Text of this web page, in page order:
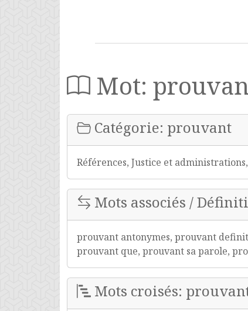
Mot:
Catégorie: prouvant
Références, Justice et
Mots associés /
prouvant antonymes, prouvant
prouvant que, prouvant sa parole,
Mots croisés: